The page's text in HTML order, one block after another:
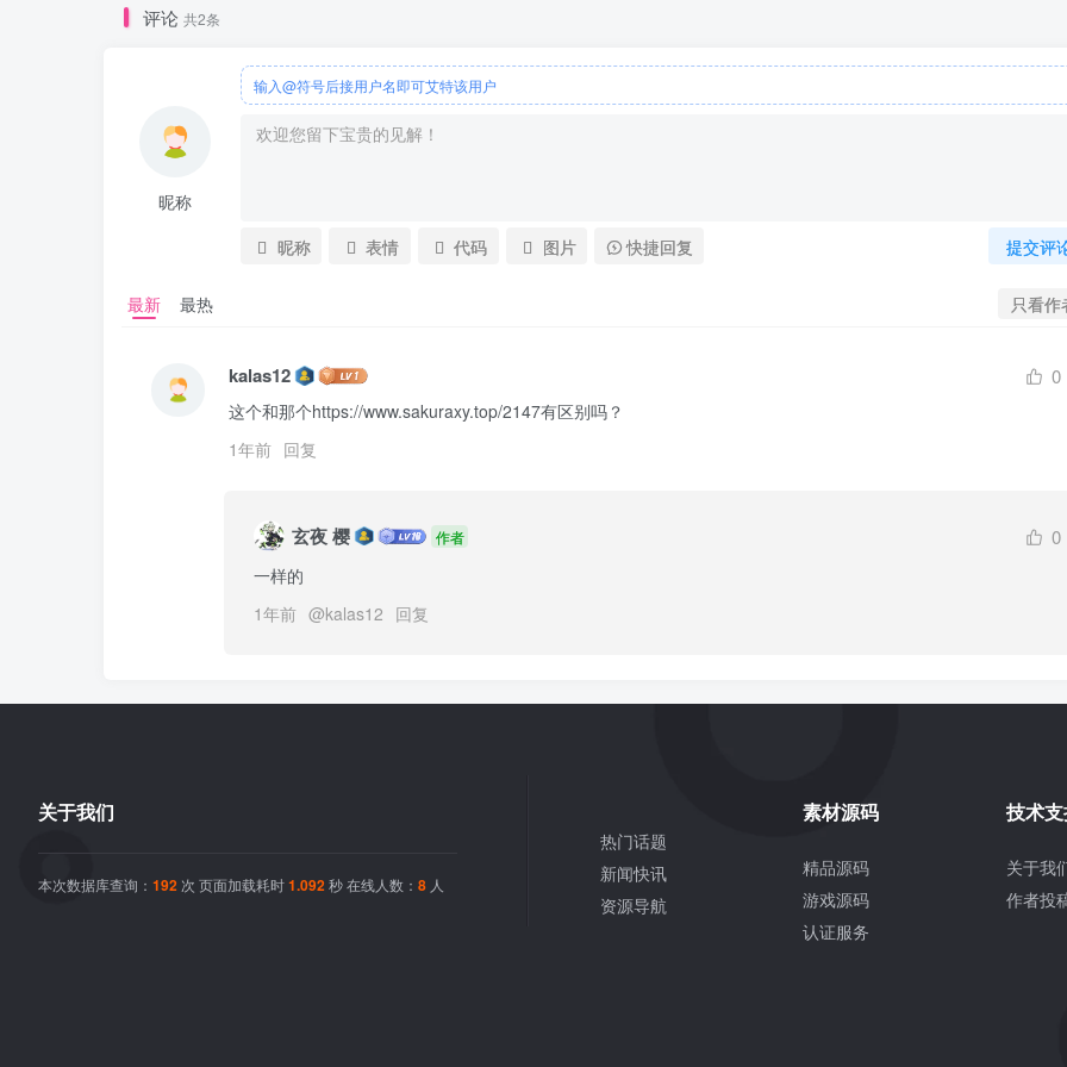
评论 共2条
昵称
输入@符号后接用户名即可艾特该用户
提交评
昵称 表情 代码 图片 快捷回复
最新 最热 只看作
kalas12 0
这个和那个https://www.sakuraxy.top/2147有区别吗？
1年前 回复
玄夜 樱 作者 0
一样的
1年前 @kalas12 回复
关于我们
本次数据库查询： 192 次 页面加载耗时1.092秒 在线人数： 8 人
热门话题
新闻快讯
资源导航
素材源码
精品源码
游戏源码
认证服务
技术
关于我
作者投